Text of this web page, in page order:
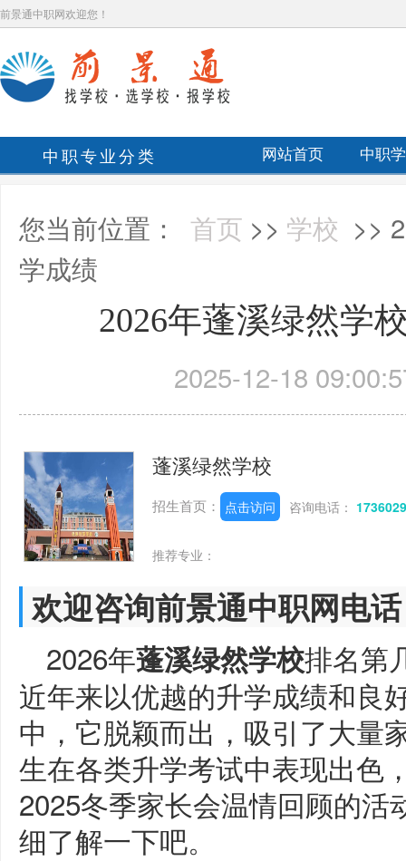
前景通中职网欢迎您！
中职专业分类 网站首页 中职
您当前位置： 首页 >> 学校 >>
学成绩
2026年蓬溪绿然学
2025-12-18
蓬溪绿然学校
招生首页： 点击访问 咨询电话：
推荐专业：
欢迎咨询前景通中职网电
2026年蓬溪绿然学校排名第
近年来以优越的升学成绩和良
中，它脱颖而出，吸引了大量
生在各类升学考试中表现出色
2025冬季家长会温情回顾的
细了解一下吧。